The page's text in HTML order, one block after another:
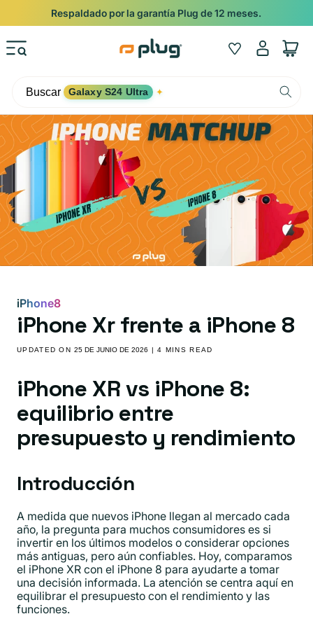
Ir al contenido
Respaldado por la garantía Plug de 12 meses.
Wishlist
Iniciar
sesión
Carrito
Buscar Galaxy S24 Ultra ✦
iPhone8
iPhone Xr frente a iPhone 8
UPDATED ON25 DE JUNIO DE 2026 | 4 MINS READ
iPhone XR vs iPhone 8:
equilibrio entre
presupuesto y rendimiento
Introducción
A medida que nuevos iPhone llegan al mercado cada
año, la pregunta para muchos consumidores es si
invertir en los últimos modelos o considerar opciones
más antiguas, pero aún confiables. Hoy, comparamos
el iPhone XR con el iPhone 8 para ayudarte a tomar
una decisión informada. La atención se centra aquí en
equilibrar el presupuesto con el rendimiento y las
funciones.